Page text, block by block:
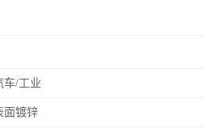
车/工业
面镀锌